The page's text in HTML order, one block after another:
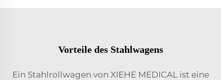
Vorteile des Stahlwagens
Ein Stahlrollwagen von XIEHE MEDICAL ist eine